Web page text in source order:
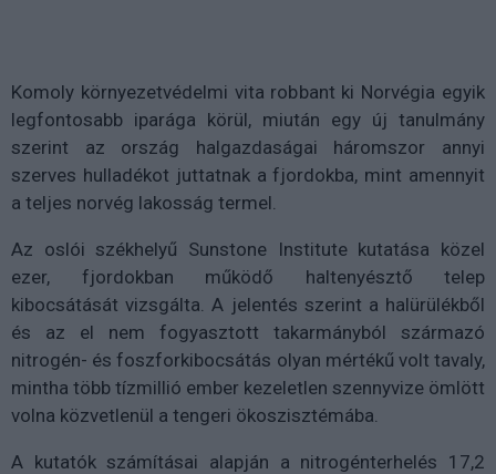
Komoly környezetvédelmi vita robbant ki Norvégia egyik
legfontosabb iparága körül, miután egy új tanulmány
szerint az ország halgazdaságai háromszor annyi
szerves hulladékot juttatnak a fjordokba, mint amennyit
a teljes norvég lakosság termel.
Az oslói székhelyű Sunstone Institute kutatása közel
ezer, fjordokban működő haltenyésztő telep
kibocsátását vizsgálta. A jelentés szerint a halürülékből
és az el nem fogyasztott takarmányból származó
nitrogén- és foszforkibocsátás olyan mértékű volt tavaly,
mintha több tízmillió ember kezeletlen szennyvize ömlött
volna közvetlenül a tengeri ökoszisztémába.
A kutatók számításai alapján a nitrogénterhelés 17,2